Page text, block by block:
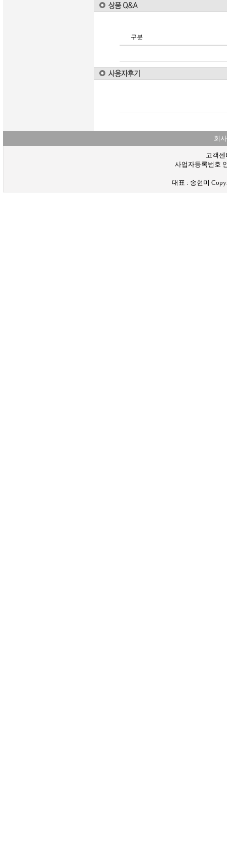
구분
회
고객센
사업자등록번호
대표 : 송현미